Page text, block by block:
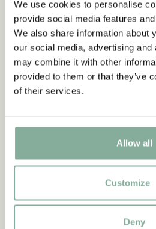
We use cookies to personalise
provide social media features
We also share information about
our social media, advertising
may combine it with other
provided to them or that they’ve
of their services.
Allow all
Customize
Deny
bomull har motivet Lilla Gubben, en
bästa vänner. Hoppla!